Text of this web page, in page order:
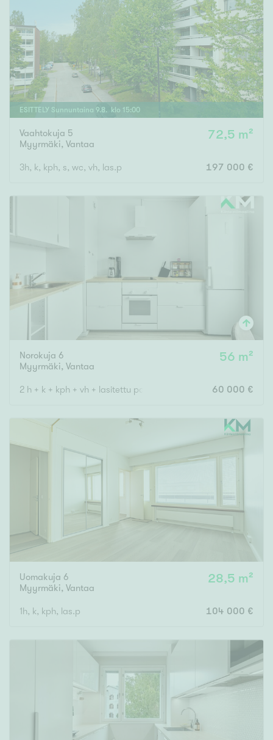
Hinta
000 000 €
Pinta-ala
Uudiskohteet
Arvokohteet
Vain arvokohteet
Tyydyttävä
Järvi- tai merinäköala
Maalämpö
Oma ranta
Oma sauna
ESITTELY Sunnuntaina 9.8. klo 15:00
Vaahtokuja 5
Myyrmäki, Vantaa
72,5 m²
3h, k, kph, s, wc, vh, las.p 197 000 €
Norokuja 6
Myyrmäki, Vantaa
56 m²
2 h + k + kph + vh + lasitettu parveke 60 000 €
Uomakuja 6
Myyrmäki, Vantaa
28,5 m²
1h, k, kph, las.p 104 000 €